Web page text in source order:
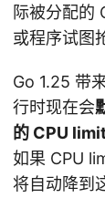
际被分配的
或程序试图
Go 1.25 带
行时现在会
的 CPU limit
如果 CPU
将自动降到